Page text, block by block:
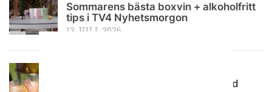
Sommarens bästa boxvin + alkoholfritt
tips i TV4 Nyhetsmorgon
13 JULI, 2026
Pink Rush – fräsch vodkadrink med